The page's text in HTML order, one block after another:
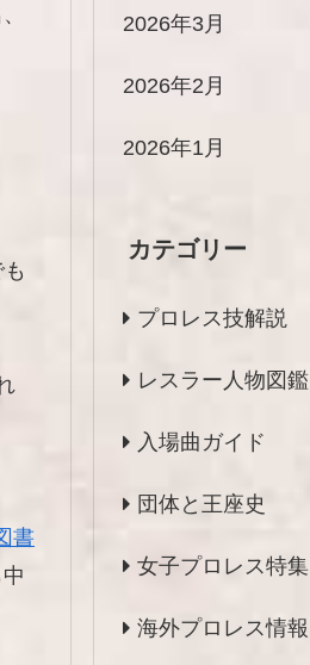
書
2026年3月
2026年2月
2026年1月
カテゴリー
プロレス技解説
レスラー人物図鑑
入場曲ガイド
団体と王座史
女子プロレス特集
海外プロレス情報